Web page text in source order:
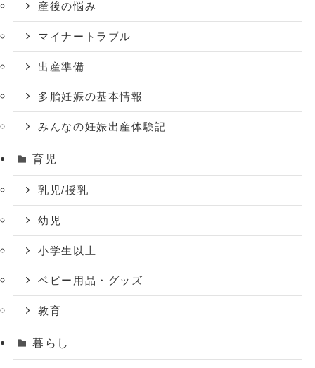
産後の悩み
マイナートラブル
出産準備
多胎妊娠の基本情報
みんなの妊娠出産体験記
育児
乳児/授乳
幼児
小学生以上
ベビー用品・グッズ
教育
暮らし